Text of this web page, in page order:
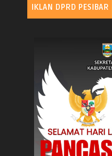
IKLAN DPRD PESIBAR